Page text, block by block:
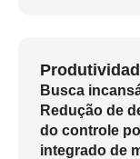
Busca
Redução de
do controle
integrado de